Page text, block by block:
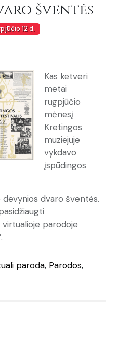
šventės
12 d.
Kas ketveri
metai
rugpjūčio
mėnesį
Kretingos
muziejuje
vykdavo
įspūdingos
devynios dvaro šventės.
parodoje
paroda, Parodos,